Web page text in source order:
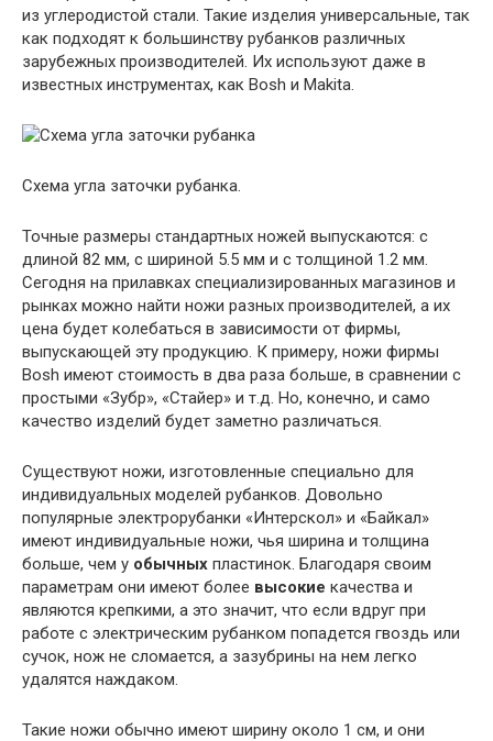
из углеродистой стали. Такие изделия универсальные, так
как подходят к большинству рубанков различных
зарубежных производителей. Их используют даже в
известных инструментах, как Bosh и Makita.
Схема угла заточки рубанка.
Точные размеры стандартных ножей выпускаются: с
длиной 82 мм, с шириной 5.5 мм и с толщиной 1.2 мм.
Сегодня на прилавках специализированных магазинов и
рынках можно найти ножи разных производителей, а их
цена будет колебаться в зависимости от фирмы,
выпускающей эту продукцию. К примеру, ножи фирмы
Bosh имеют стоимость в два раза больше, в сравнении с
простыми «Зубр», «Стайер» и т.д. Но, конечно, и само
качество изделий будет заметно различаться.
Существуют ножи, изготовленные специально для
индивидуальных моделей рубанков. Довольно
популярные электрорубанки «Интерскол» и «Байкал»
имеют индивидуальные ножи, чья ширина и толщина
больше, чем у обычных пластинок. Благодаря своим
параметрам они имеют более высокие качества и
являются крепкими, а это значит, что если вдруг при
работе с электрическим рубанком попадется гвоздь или
сучок, нож не сломается, а зазубрины на нем легко
удалятся наждаком.
Такие ножи обычно имеют ширину около 1 см, и они